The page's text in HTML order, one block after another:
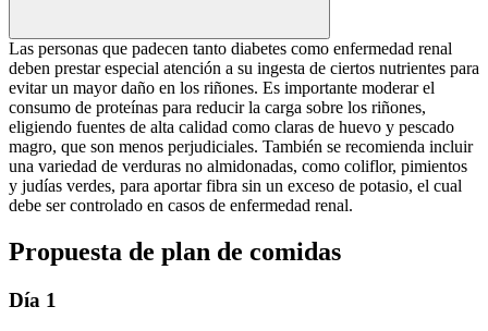
Las personas que padecen tanto diabetes como enfermedad renal
deben prestar especial atención a su ingesta de ciertos nutrientes para
evitar un mayor daño en los riñones. Es importante moderar el
consumo de proteínas para reducir la carga sobre los riñones,
eligiendo fuentes de alta calidad como claras de huevo y pescado
magro, que son menos perjudiciales. También se recomienda incluir
una variedad de verduras no almidonadas, como coliflor, pimientos
y judías verdes, para aportar fibra sin un exceso de potasio, el cual
debe ser controlado en casos de enfermedad renal.
Propuesta de plan de comidas
Día 1